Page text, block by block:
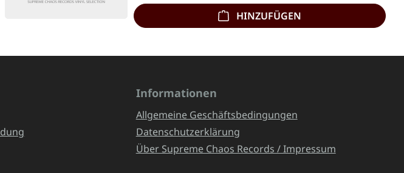
HINZUFÜGEN
Informationen
Allgemeine Geschäftsbedingungen
Datenschutzerklärung
Über Supreme Chaos Records / Impressum